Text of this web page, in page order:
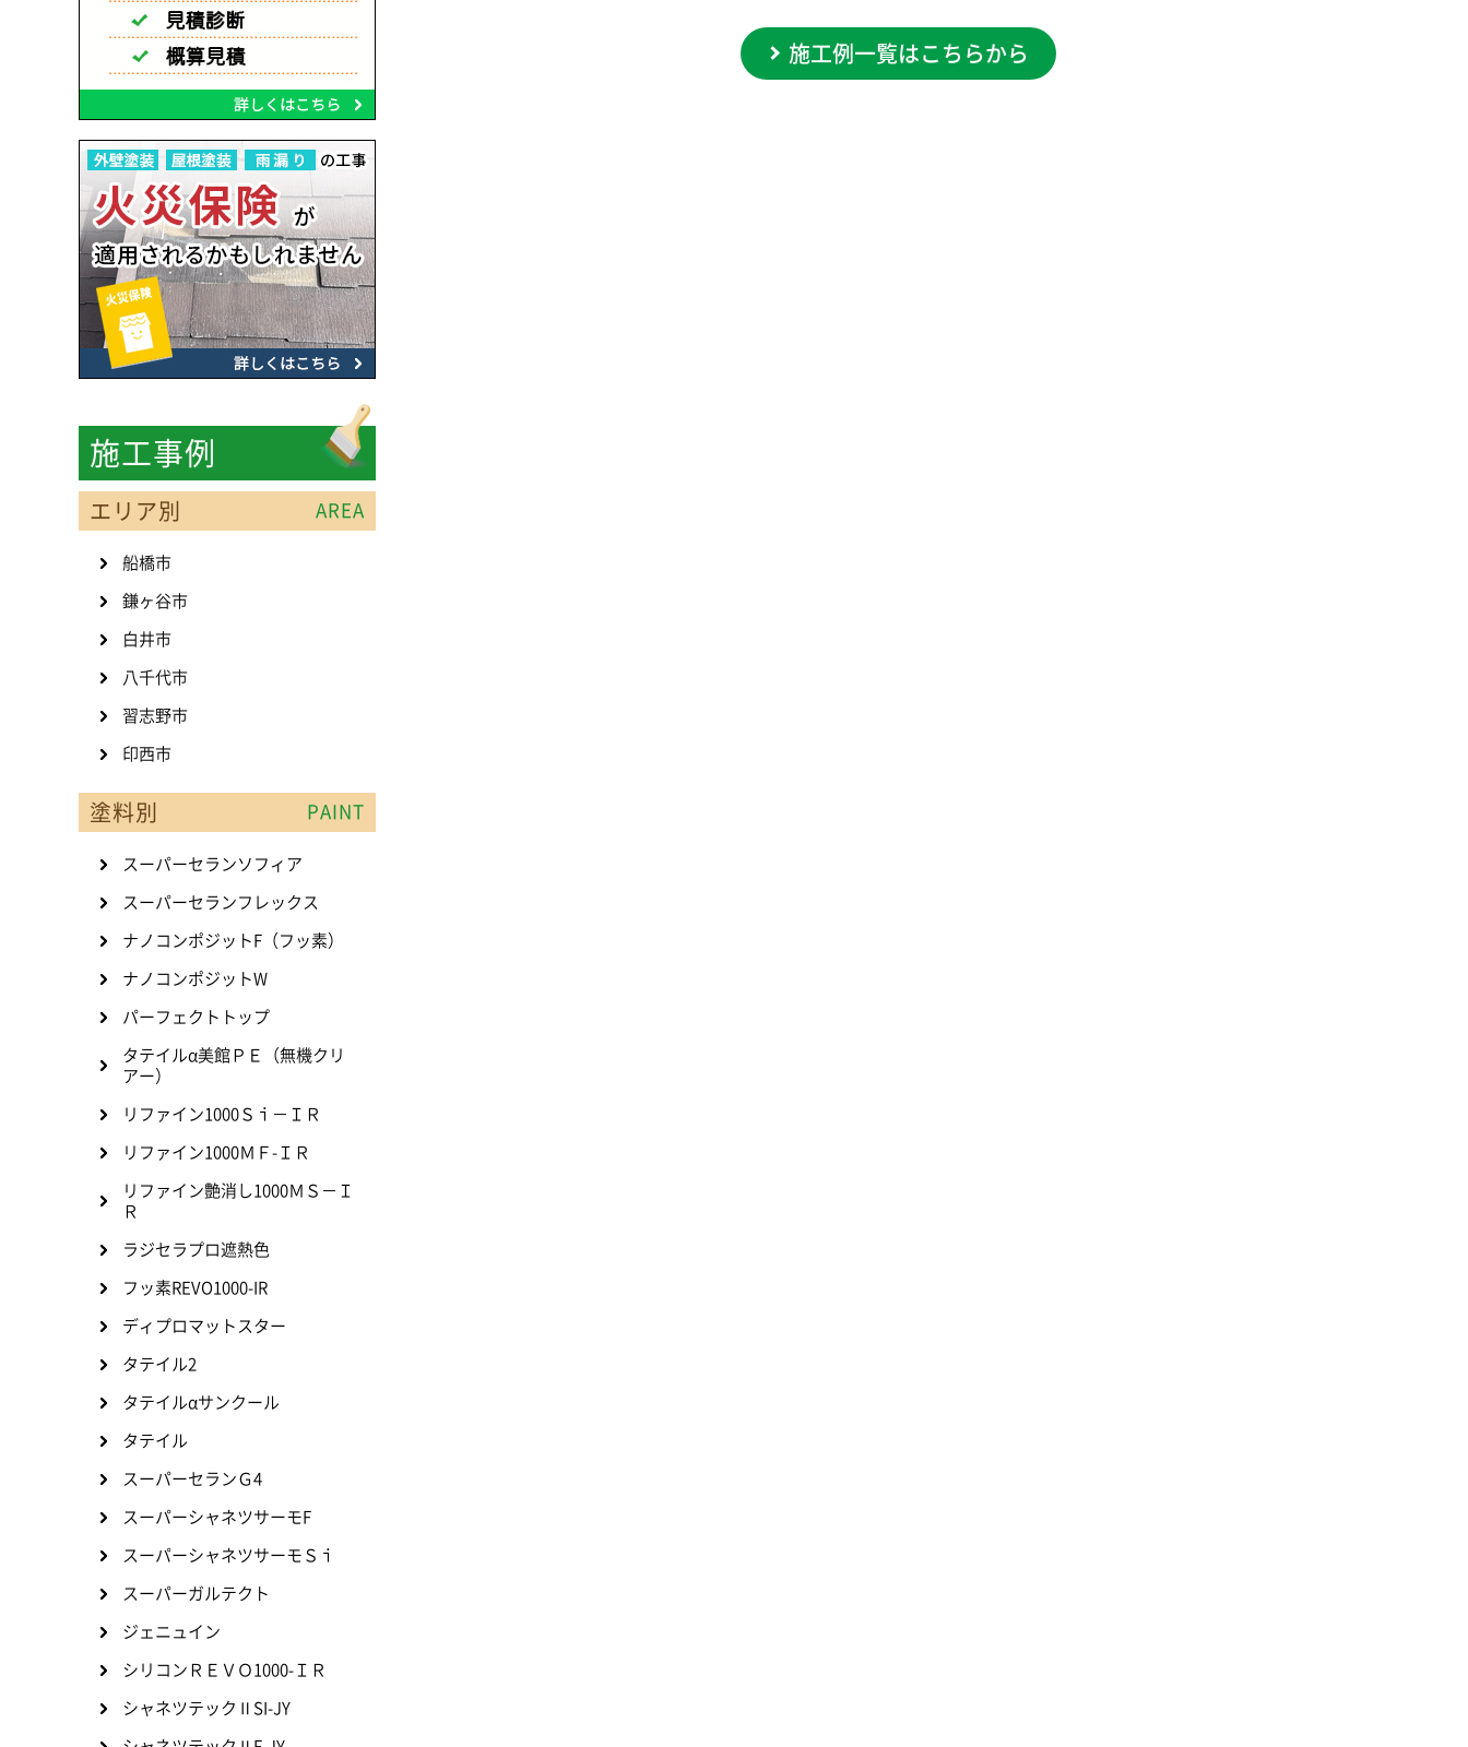
施工例一覧はこちらから
施工事例
エリア別 AREA
船橋市
鎌ヶ谷市
白井市
八千代市
習志野市
印西市
塗料別 PAINT
スーパーセランソフィア
スーパーセランフレックス
ナノコンポジットF（フッ素）
ナノコンポジットW
パーフェクトトップ
タテイルα美館ＰＥ（無機クリ
アー）
リファイン1000Ｓｉ－ＩＲ
リファイン1000ＭＦ-ＩＲ
リファイン艶消し1000ＭＳ－Ｉ
Ｒ
ラジセラプロ遮熱色
フッ素REVO1000-IR
ディプロマットスター
タテイル2
タテイルαサンクール
タテイル
スーパーセランＧ4
スーパーシャネツサーモF
スーパーシャネツサーモＳｉ
スーパーガルテクト
ジェニュイン
シリコンＲＥＶＯ1000-ＩＲ
シャネツテックⅡSI-JY